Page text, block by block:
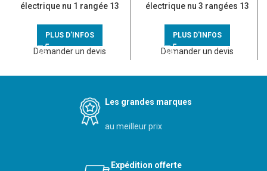
électrique nu 1 rangée 13
PLUS D'INFOS
Demander un devis
électrique nu 3 rangées 13
PLUS D'INFOS
Demander un devis
Les grandes marques
au meilleur prix
Expédition offerte